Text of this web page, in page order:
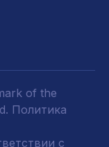
of the
Политика
с